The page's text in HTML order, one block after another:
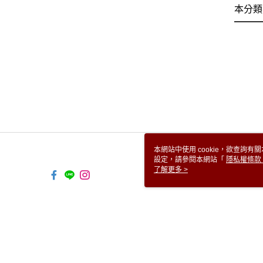
本分
本網站中使用 cookie，欲查詢有
設定，請參閱本網站「 隱私權條款
使用 cookie。
了解更多 >